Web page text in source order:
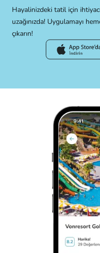
Hayalinizdeki tatil için
uzağınızda! Uygulamayı
çıkarın!